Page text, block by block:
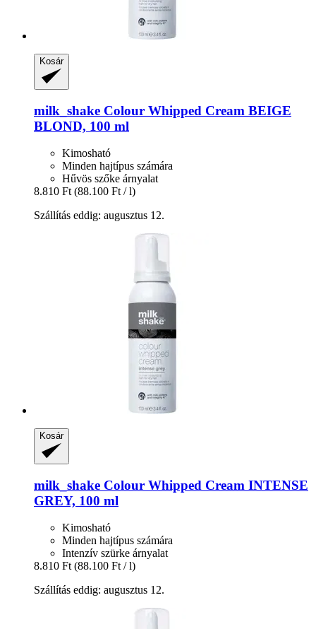
Kosár
milk_shake Colour Whipped Cream BEIGE
BLOND, 100 ml
Kimosható
Minden hajtípus számára
Hűvös szőke árnyalat
8.810 Ft (88.100 Ft / l)
Szállítás eddig: augusztus 12.
Kosár
milk_shake Colour Whipped Cream INTENSE
GREY, 100 ml
Kimosható
Minden hajtípus számára
Intenzív szürke árnyalat
8.810 Ft (88.100 Ft / l)
Szállítás eddig: augusztus 12.